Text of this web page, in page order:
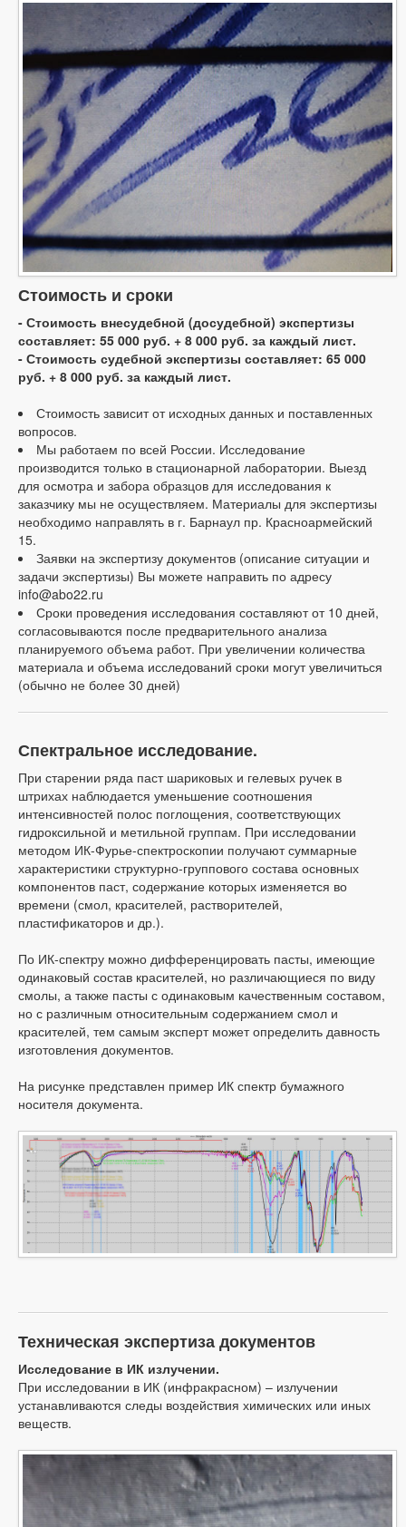
Стоимость и сроки
- Стоимость внесудебной (досудебной) экспертизы
составляет: 55 000 руб. + 8 000 руб. за каждый лист.
- Стоимость судебной экспертизы составляет: 65 000
руб. + 8 000 руб. за каждый лист.
Стоимость зависит от исходных данных и поставленных
вопросов.
Мы работаем по всей России. Исследование
производится только в стационарной лаборатории. Выезд
для осмотра и забора образцов для исследования к
заказчику мы не осуществляем. Материалы для экспертизы
необходимо направлять в г. Барнаул пр. Красноармейский
15.
Заявки на экспертизу документов (описание ситуации и
задачи экспертизы) Вы можете направить по адресу
info@abo22.ru
Сроки проведения исследования составляют от 10 дней,
согласовываются после предварительного анализа
планируемого объема работ. При увеличении количества
материала и объема исследований сроки могут увеличиться
(обычно не более 30 дней)
Спектральное исследование.
При старении ряда паст шариковых и гелевых ручек в
штрихах наблюдается уменьшение соотношения
интенсивностей полос поглощения, соответствующих
гидроксильной и метильной группам. При исследовании
методом ИК-Фурье-спектроскопии получают суммарные
характеристики структурно-группового состава основных
компонентов паст, содержание которых изменяется во
времени (смол, красителей, растворителей,
пластификаторов и др.).
По ИК-спектру можно дифференцировать пасты, имеющие
одинаковый состав красителей, но различающиеся по виду
смолы, а также пасты с одинаковым качественным составом,
но с различным относительным содержанием смол и
красителей, тем самым эксперт может определить давность
изготовления документов.
На рисунке представлен пример ИК спектр бумажного
носителя документа.
Техническая экспертиза документов
Исследование в ИК излучении.
При исследовании в ИК (инфракрасном) – излучении
устанавливаются следы воздействия химических или иных
веществ.